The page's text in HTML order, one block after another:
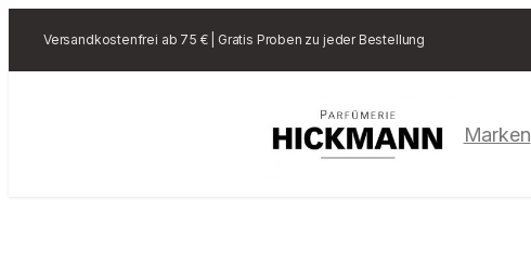
Versandkostenfrei ab 75 € | Gratis Proben zu jeder Bestellung
Marken